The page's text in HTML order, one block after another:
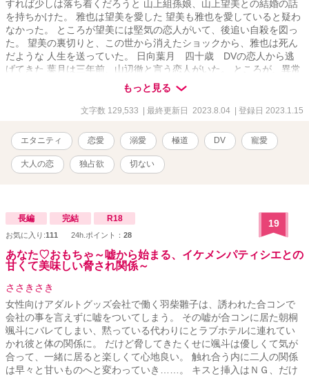
すれば少しは落ち着くだろうと 山上組孫娘、山上望美との結婚の話
を持ちかけた。 雅也は望美を愛した 望美も雅也を愛していると疑わ
なかった。 ところが望美には堅気の恋人がいて、後追い自殺を図っ
た。 望美の裏切りと、この世から消えたショックから、雅也は死ん
だような 人生を送っていた。 日向葉月 四十歳 DVの恋人から逃
げてきた 葉月は三年前、山辺徹と言う恋人がいた。 ところが、異常
とも言える性癖の持ち主で、逆らうとDVに走る。 葉月は徹から逃げ
ることが出来ずに三年の月日が過ぎた。 一筋の光を求めて、苦痛な
人生を送っていた。 三年前から死んだような人生を送っていた冨樫
た。 自殺した恋人の後を追って望美は自殺したのだ。 雅也は望美を
愛していた、それなのに裏切られ、この世を去った。 それから女性
を愛する心を無くした。 そんなある日、マンション前で熱を出して
倒れていた葉月を看病した。 葉月は身体中にDVの跡、そして尋常じ
狙う。 果たして二人の運命は……
もっと見る
文字数 129,533 | 最終更新日 2023.8.04 | 登録日 2023.1.15
エタニティ 恋愛 溺愛 極道 DV 寵愛
大人の恋 独占欲 切ない
長編 完結 R18
お気に入り:111 24h.ポイント： 28
19
あなた♡おもちゃ～嘘から始まる、イケメンパティシエとの
甘くて美味しい脅され関係～
ささきさき
女性向けアダルトグッズ会社で働く羽柴雛子は、誘われた合コンで
会社の事を言えずに嘘をついてしまう。 その嘘が合コンに居た朝桐
颯斗にバレてしまい、黙っている代わりにとラブホテルに連れてい
かれ彼と体の関係に。 だけど脅してきたくせに颯斗は優しくて気が
合って、一緒に居ると楽しくて心地良い。 触れ合う内に二人の関係
は早々と甘いものへと変わっていき……。 キスと挿入はＮＧ、だけ